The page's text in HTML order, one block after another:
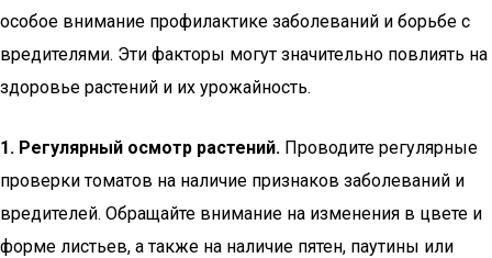
особое внимание профилактике заболеваний и борьбе с
вредителями. Эти факторы могут значительно повлиять на
здоровье растений и их урожайность.
1. Регулярный осмотр растений. Проводите регулярные
проверки томатов на наличие признаков заболеваний и
вредителей. Обращайте внимание на изменения в цвете и
форме листьев, а также на наличие пятен, паутины или